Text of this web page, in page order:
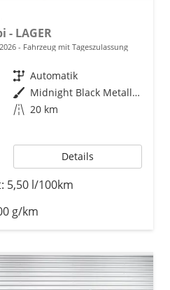
- LAGER
Fahrzeug mit Tageszulassung
Getriebe Automatik
Außenfarbe
Midnight Black Metallic (0E)
Kilometerstand 20 km
Details
5,50 l/100km
g/km